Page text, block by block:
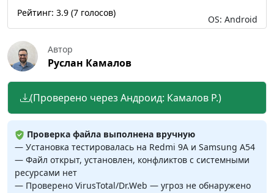
Рейтинг: 3.9 (7 голосов)
OS: Android
Автор
Руслан Камалов
(Проверено через Андроид: Камалов Р.)
Проверка файла выполнена вручную
— Установка тестировалась на Redmi 9A и Samsung A54
— Файл открыт, установлен, конфликтов с системными
ресурсами нет
— Проверено VirusTotal/Dr.Web — угроз не обнаружено